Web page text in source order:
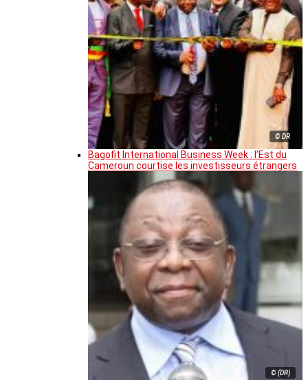
© DR
Bagofit International Business Week : l’Est du
Cameroun courtise les investisseurs étrangers
© (DR)